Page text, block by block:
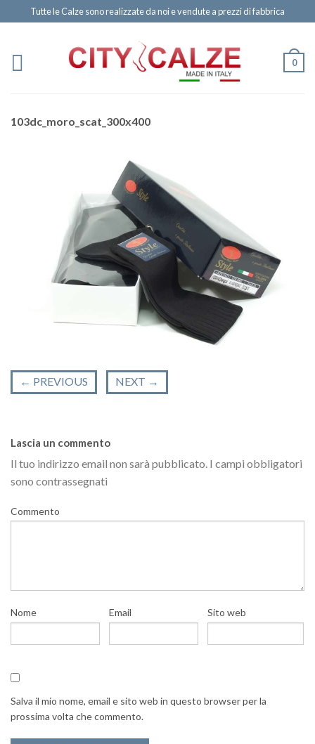
Tutte le Calze sono realizzate da noi e vendute a prezzi di fabbrica
0
103dc_moro_scat_300x400
← PREVIOUS NEXT →
Lascia un commento
Il tuo indirizzo email non sarà pubblicato. I campi obbligatori
sono contrassegnati
Commento
Nome Email Sito web
Salva il mio nome, email e sito web in questo browser per la
prossima volta che commento.